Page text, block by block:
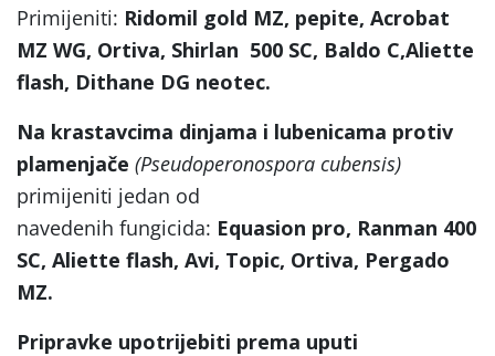
Primijeniti: Ridomil gold MZ, pepite, Acrobat
MZ WG, Ortiva, Shirlan 500 SC, Baldo C,Aliette
flash, Dithane DG neotec.
Na krastavcima dinjama i lubenicama protiv
plamenjače (Pseudoperonospora cubensis)
primijeniti jedan od
navedenih fungicida: Equasion pro, Ranman 400
SC, Aliette flash, Avi, Topic, Ortiva, Pergado
MZ.
Pripravke upotrijebiti prema uputi